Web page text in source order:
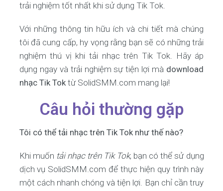
trải nghiệm tốt nhất khi sử dụng Tik Tok.
Với những thông tin hữu ích và chi tiết mà chúng
tôi đã cung cấp, hy vọng rằng bạn sẽ có những trải
nghiệm thú vị khi tải nhạc trên Tik Tok. Hãy áp
dụng ngay và trải nghiệm sự tiện lợi mà download
nhạc Tik Toktừ SolidSMM.com mang lại!
Câu hỏi thường gặp
Tôi có thể tải nhạc trên Tik Tok như thế nào?
Khi muốn tải nhạc trên Tik Tok, bạn có thể sử dụng
dịch vụ SolidSMM.com để thực hiện quy trình này
một cách nhanh chóng và tiện lợi. Bạn chỉ cần truy